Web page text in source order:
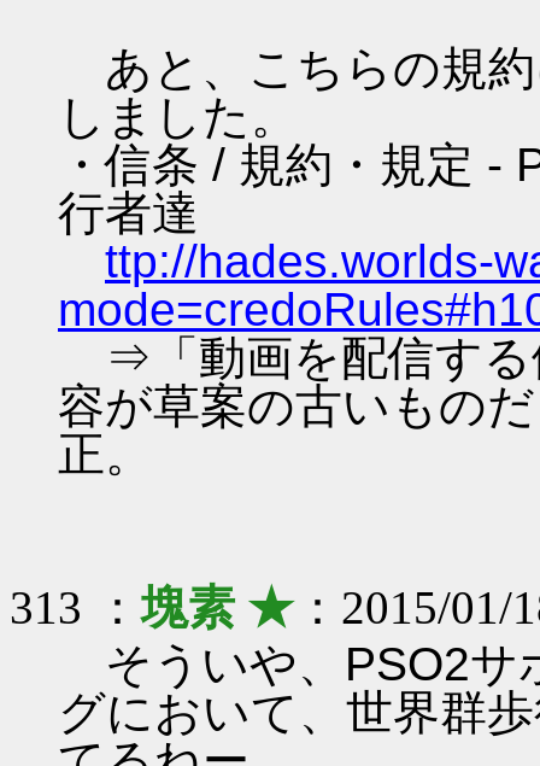
あと、こちらの規
しました。
・信条 / 規約・規定 -
行者達
ttp://hades.worlds-
⇒「動画を配信する
容が草案の古いもの
正。
313 ：塊素 ★：2015/01/
そういや、PSO2サ
グにおいて、世界群